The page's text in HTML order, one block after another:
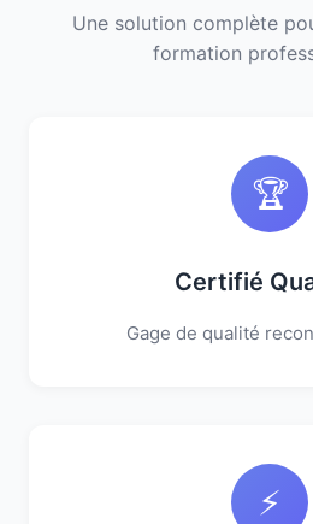
Une solution complète
formation
🏆
Certifié
Gage de qualité
⚡